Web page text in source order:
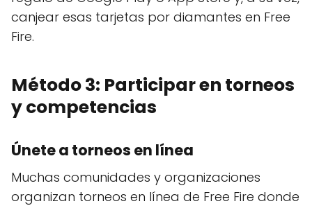
canjear esas tarjetas por diamantes en Free
Fire.
Método 3: Participar en torneos
y competencias
Únete a torneos en línea
Muchas comunidades y organizaciones
organizan torneos en línea de Free Fire donde